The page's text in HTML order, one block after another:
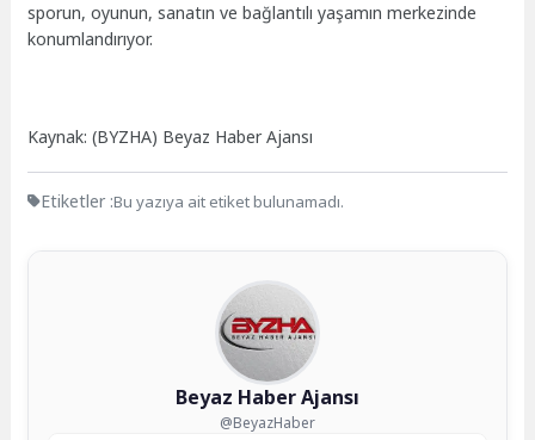
sporun, oyunun, sanatın ve bağlantılı yaşamın merkezinde
konumlandırıyor.
Kaynak: (BYZHA) Beyaz Haber Ajansı
Etiketler :Bu yazıya ait etiket bulunamadı.
Beyaz Haber Ajansı
@BeyazHaber